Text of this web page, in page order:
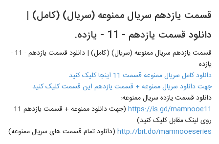
قسمت یازدهم سریال ممنوعه (سریال) (کامل) |
دانلود قسمت یازدهم - 11 - یازده.
قسمت یازدهم سریال ممنوعه (سریال) (کامل) | دانلود قسمت یازدهم - 11 -
یازده
دانلود کامل سریال ممنوعه قسمت 11 اینجا کلیک کنید
جهت دانلود سریال ممنوعه + قسمت یازدهم این قسمت کلیک کنید
دانلود قسمت یازده سریال ممنوعه:
https://is.gd/mamnooe11
(جهت دانلود ممنوعه + قسمت یازدهم 11
روی لینک مقابل کلیک کنید)
http://bit.do/mamnooeseries (دانلود تمام قسمت های سریال ممنوعه)